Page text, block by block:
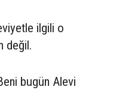
ilgili o
değil.
bugün Alevi